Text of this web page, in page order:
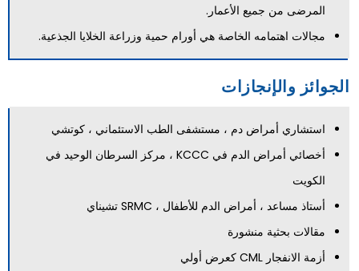
المرضى من جميع الأعمار.
مجالات اهتمامه الخاصة هي أورام حمية وزراعة الخلايا الجذعية.
الجوائز والإنجازات
استشاري أمراض دم ، مستشفى الطب الاستئماني ، كوتشي
أخصائي أمراض الدم في KCCC ، مركز السرطان الوحيد في
الكويت
أستاذ مساعد ، أمراض الدم للأطفال ، SRMC تشيناي
مقالات بحثية منشورة
أزمة الانفجار CML كعرض أولي